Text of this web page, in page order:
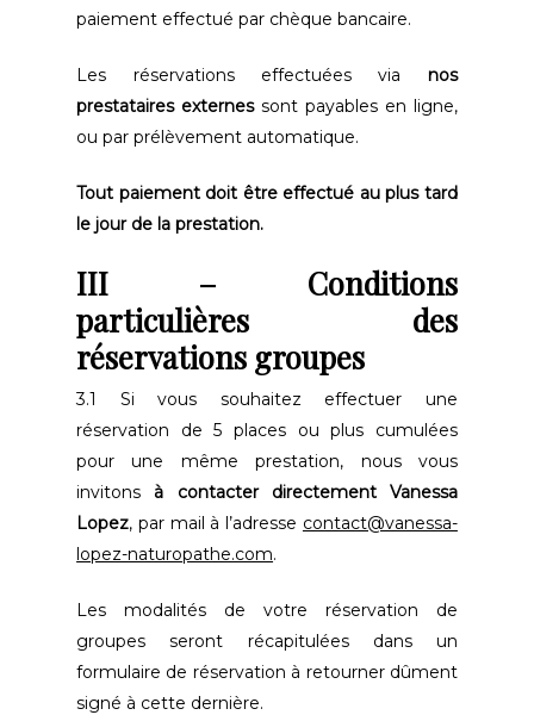
paiement effectué par chèque bancaire.
Les réservations effectuées via nos
prestataires externessont payables en ligne,
ou par prélèvement automatique.
Tout paiement doit être effectué au plus tard
le jour de la prestation.
III – Conditions
particulières des
réservations groupes
3.1 Si vous souhaitez effectuer une
réservation de 5 places ou plus cumulées
pour une même prestation, nous vous
invitons à contacter directement Vanessa
Lopez, par mail à l’adresse contact@vanessa-
lopez-naturopathe.com.
Les modalités de votre réservation de
groupes seront récapitulées dans un
formulaire de réservation à retourner dûment
signé à cette dernière.